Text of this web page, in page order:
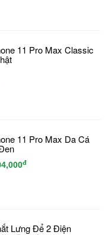
11 Pro Max Classic
11 Pro Max Da Cá
đ
Lưng Để 2 Điện